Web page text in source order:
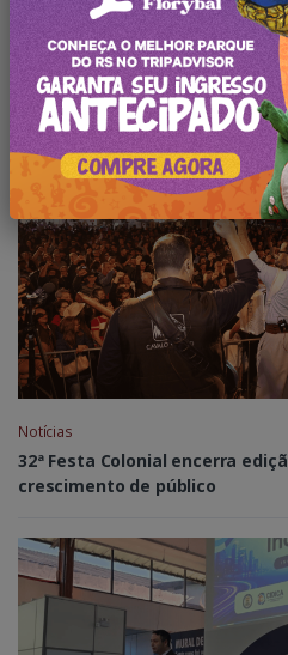
Posts Recentes
Notícias
32ª Festa Colonial encerra
crescimento de público